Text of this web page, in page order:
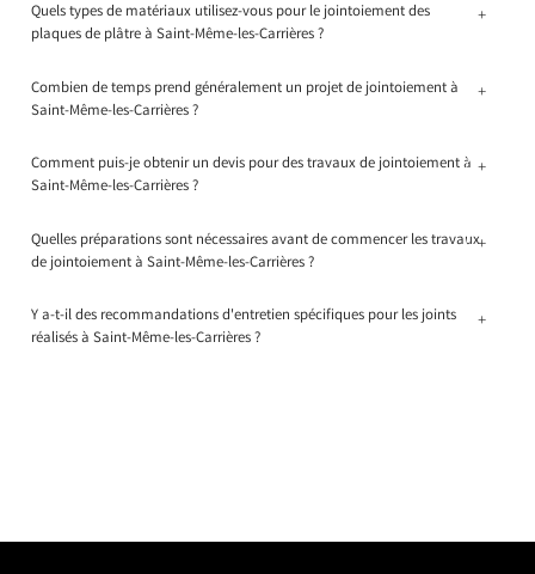
Quels types de matériaux utilisez-vous pour le jointoiement des
plaques de plâtre à Saint-Même-les-Carrières ?
+
Combien de temps prend généralement un projet de jointoiement à
Saint-Même-les-Carrières ?
+
Comment puis-je obtenir un devis pour des travaux de jointoiement à
Saint-Même-les-Carrières ?
+
Quelles préparations sont nécessaires avant de commencer les travaux
de jointoiement à Saint-Même-les-Carrières ?
+
Y a-t-il des recommandations d'entretien spécifiques pour les joints
réalisés à Saint-Même-les-Carrières ?
+